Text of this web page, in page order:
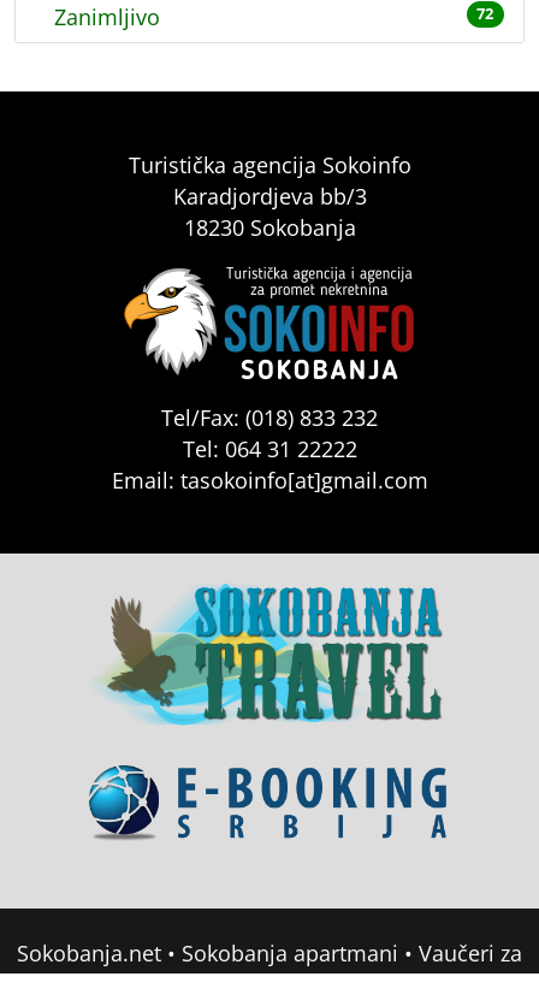
Zanimljivo 72
Turistička agencija Sokoinfo
Karadjordjeva bb/3
18230 Sokobanja
Tel/Fax: (018) 833 232
Tel: 064 31 22222
Email: tasokoinfo[at]gmail.com
Sokobanja.net • Sokobanja apartmani • Vaučeri za